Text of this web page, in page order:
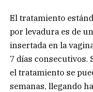
El tratamiento
por levadura es de
insertada en la
7 días consecutivos.
el tratamiento se
semanas, llegando